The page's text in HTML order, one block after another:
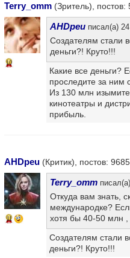
Terry_omm (Зритель), постов:
10
AHDpeu писал(а)
Создателям стали
деньги?! Круто!!!
Какие все деньги?
проследите за ним
Из 130 млн
кинотеатры и
прибыль.
AHDpeu (Критик), постов: 9685
11
Terry_omm
Откуда вам знать,
международке?
хотя бы 40-50 млн ,
Создателям стали
деньги?! Круто!!!